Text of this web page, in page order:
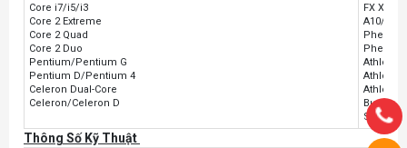
Core i7/i5/i3
Core 2 Extreme
Core 2 Quad
Core 2 Duo
Pentium/Pentium G
Pentium D/Pentium 4
Celeron Dual-Core
Celeron/Celeron D
FX X8/
A10/A8/
Phenom
Phenom
Athlon II
Athlon
Athlon/
Thông Số Kỹ Thuật